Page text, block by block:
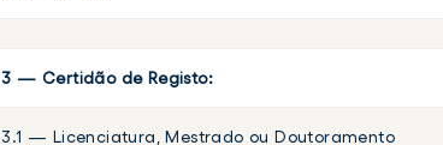
3 — Certidão de Registo:
3.1 — Licenciatura, Mestrado ou Doutoramento